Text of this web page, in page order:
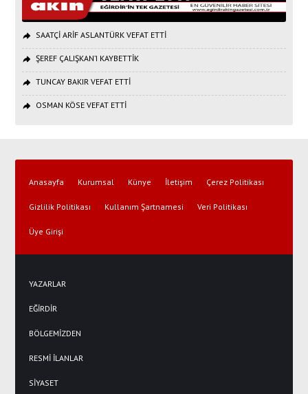
SAATÇİ ARİF ASLANTÜRK VEFAT ETTİ
ŞEREF ÇALIŞKAN’I KAYBETTİK
TUNCAY BAKIR VEFAT ETTİ
OSMAN KÖSE VEFAT ETTİ
Anasayfa Kurumsal Künye İletişim Çerez Politikası
Gizlilik Politikası Kullanım Şartnamesi Veri Politikası
Üye Girişi
YAZARLAR
EĞİRDİR
BÖLGEMİZDEN
RESMİ İLANLAR
SİYASET